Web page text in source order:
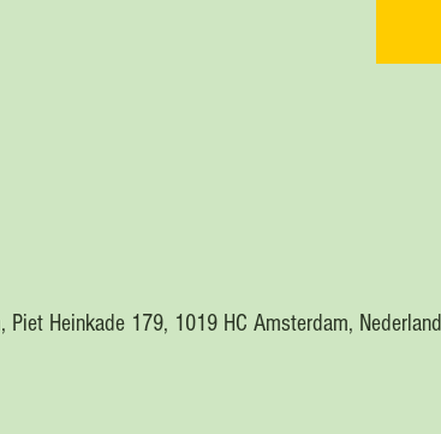
Piet Heinkade 179, 1019 HC Amsterdam, Nederland